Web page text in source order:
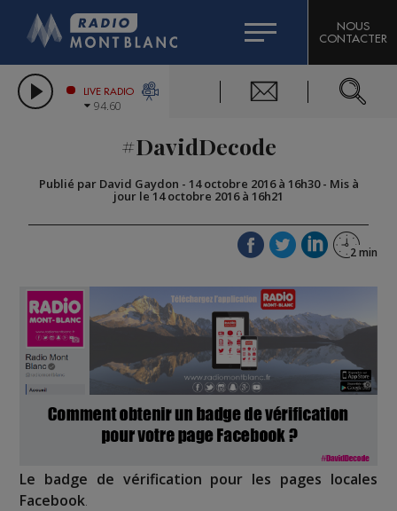
LES CHRONIQUES DE L'EXPERT
CITIZEN MACHINERY
GRAND MASSIF DOMAINES SKIABLES
BIGARD
COMPAGNIE DU MONT-BLANC
NOUS
CONTACTER
LIVE RADIO
94.60
#DavidDecode
Publié par David Gaydon - 14 octobre 2016 à 16h30- Mis à
jour le 14 octobre 2016 à 16h21
Le badge de vérification pour les pages locales
Facebook.